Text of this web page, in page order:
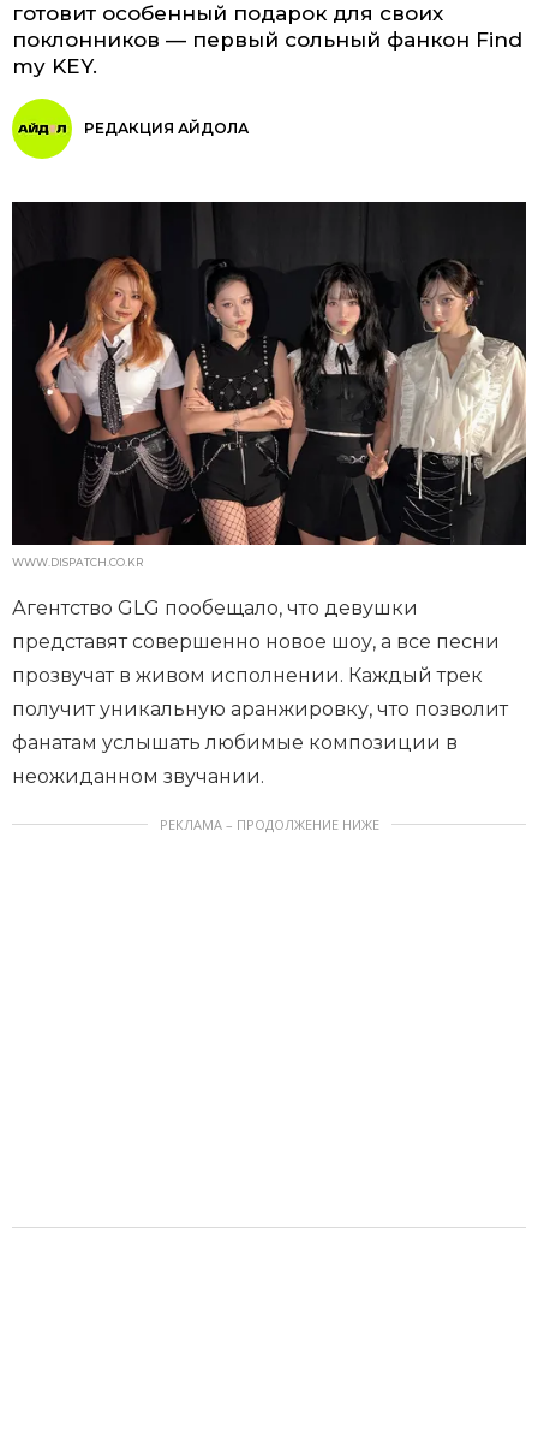
готовит особенный подарок для своих
поклонников — первый сольный фанкон Find
my KEY.
РЕДАКЦИЯ АЙДОЛА
WWW.DISPATCH.CO.KR
Агентство GLG пообещало, что девушки
представят совершенно новое шоу, а все песни
прозвучат в живом исполнении. Каждый трек
получит уникальную аранжировку, что позволит
фанатам услышать любимые композиции в
неожиданном звучании.
РЕКЛАМА – ПРОДОЛЖЕНИЕ НИЖЕ